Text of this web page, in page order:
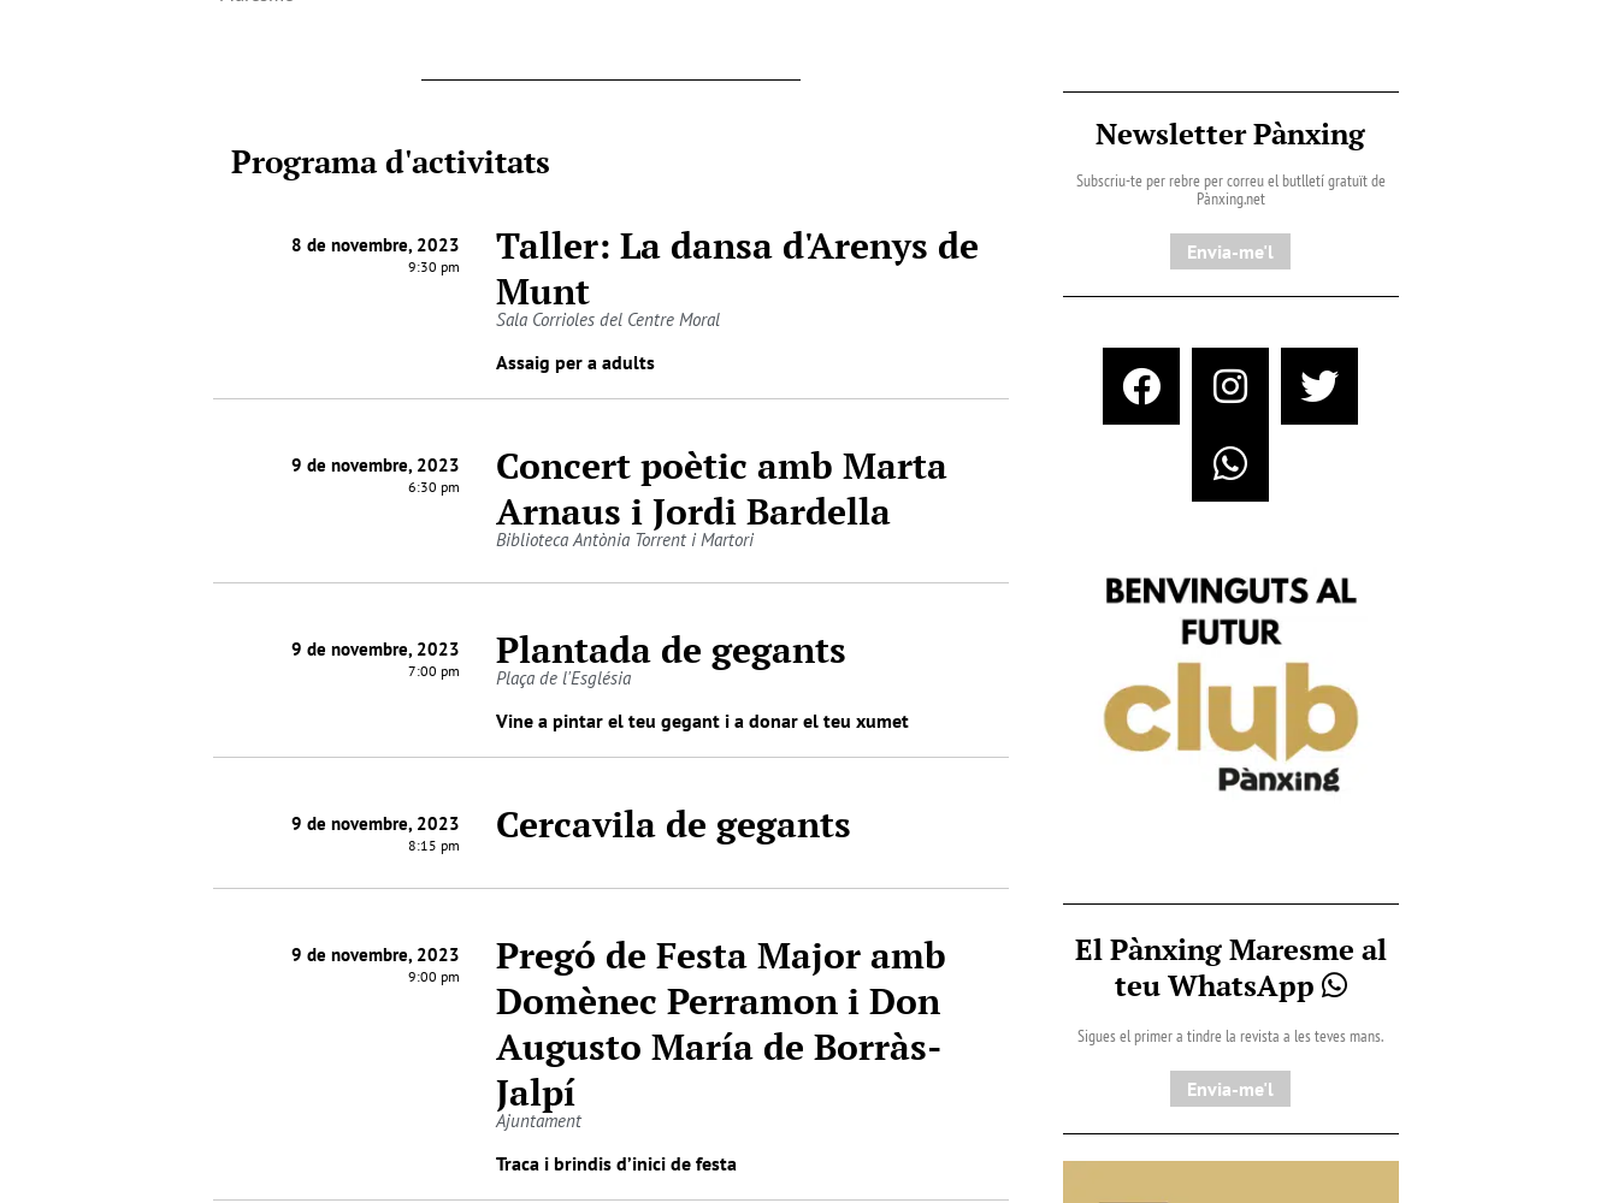
Programa d'activitats
8 de novembre, 2023
9:30 pm
Taller: La dansa d'Arenys de
Munt
Sala Corrioles del Centre Moral
Assaig per a adults
9 de novembre, 2023
6:30 pm
Concert poètic amb Marta
Arnaus i Jordi Bardella
Biblioteca Antònia Torrent i Martori
9 de novembre, 2023
7:00 pm Plantada de gegants
Plaça de l'Església
Vine a pintar el teu gegant i a donar el teu xumet
9 de novembre, 2023
8:15 pm Cercavila de gegants
9 de novembre, 2023
9:00 pm
Pregó de Festa Major amb
Domènec Perramon i Don
Augusto María de Borràs-
Jalpí
Ajuntament
Traca i brindis d’inici de festa
Newsletter Pànxing
Subscriu-te per rebre per correu el butlletí gratuït de
Pànxing.net​
Envia-me'l
El Pànxing Maresme al
teu WhatsApp
Sigues el primer a tindre la revista a les teves mans.
Envia-me'l